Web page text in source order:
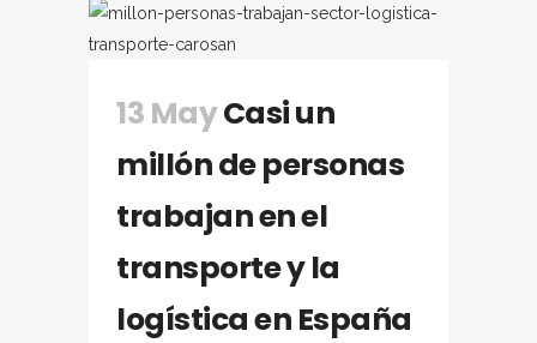
13 MayCasi un
millón de personas
trabajan en el
transporte y la
logística en España